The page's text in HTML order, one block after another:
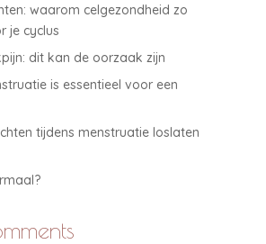
waarom celgezondheid zo
je cyclus
dit kan de oorzaak zijn
is essentieel voor een
tijdens menstruatie loslaten